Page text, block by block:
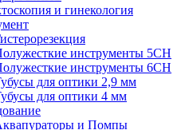
и гинекология
инструменты 5CH
инструменты 6CH
для оптики 2,9 мм
для оптики 4 мм
и Помпы